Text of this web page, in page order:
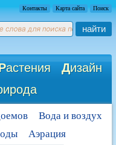
Контакты Карта сайта Поиск
найти
астения Дизайн
Вода и воздух
Аэрация